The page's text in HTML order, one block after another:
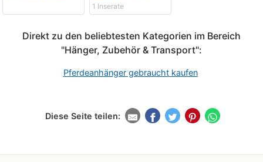
1 Inserate
Direkt zu den beliebtesten Kategorien im Bereich
"Hänger, Zubehör & Transport":
Pferdeanhänger gebraucht kaufen
Diese Seite teilen: